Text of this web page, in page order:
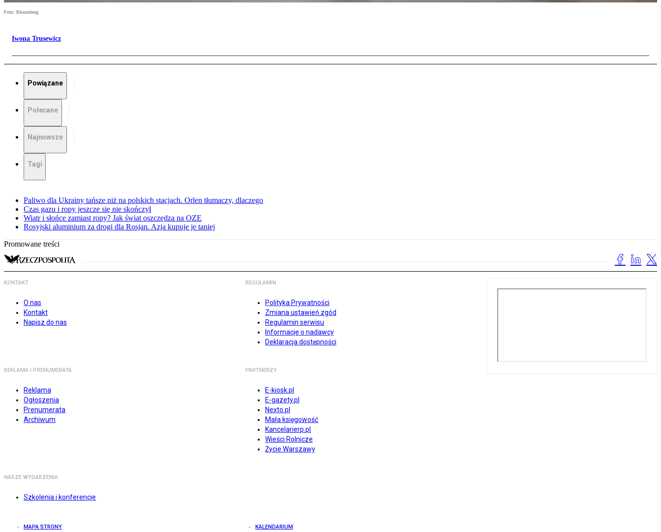
Foto: Bloomberg
Iwona Trusewicz
Powiązane
Polecane
Najnowsze
Tagi
Paliwo dla Ukrainy tańsze niż na polskich stacjach. Orlen tłumaczy, dlaczego
Czas gazu i ropy jeszcze się nie skończył
Wiatr i słońce zamiast ropy? Jak świat oszczędza na OZE
Rosyjski aluminium za drogi dla Rosjan. Azja kupuje je taniej
Promowane treści
KONTAKT
O nas
Kontakt
Napisz do nas
REGULAMIN
Polityka Prywatności
Zmiana ustawień zgód
Regulamin serwisu
Informacje o nadawcy
Deklaracja dostępności
REKLAMA I PRENUMERATA
Reklama
Ogłoszenia
Prenumerata
Archiwum
PARTNERZY
E-kiosk.pl
E-gazety.pl
Nexto.pl
Mała księgowość
Kancelarierp.pl
Wieści Rolnicze
Życie Warszawy
NASZE WYDARZENIA
Szkolenia i konferencje
MAPA STRONY KALENDARIUM